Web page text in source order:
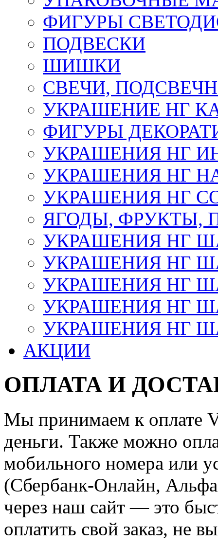
ФИГУРЫ
ПОДВЕСКИ
ШИШКИ
СВЕЧИ,
УКРАШЕНИЕ НГ
ФИГУРЫ
УКРАШЕНИЯ НГ
УКРАШЕНИЯ НГ
УКРАШЕНИЯ НГ
ЯГОДЫ, ФРУКТЫ,
УКРАШЕНИЯ НГ
УКРАШЕНИЯ НГ
УКРАШЕНИЯ НГ
УКРАШЕНИЯ НГ
УКРАШЕНИЯ НГ
АКЦИИ
ОПЛАТА И
Мы принимаем к оплате
деньги. Также можно
мобильного номера или
(Сбербанк-Онлайн,
через наш сайт — это
оплатить свой заказ, не